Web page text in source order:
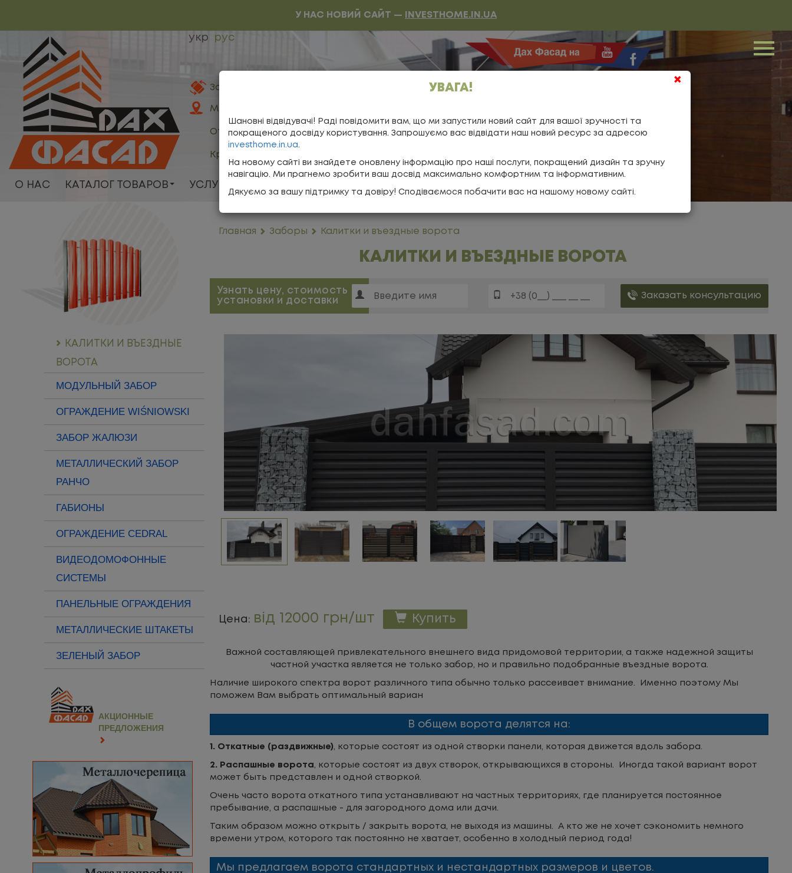
У НАС НОВИЙ САЙТ — INVESTHOME.IN.UA
×
УВАГА!
Шановні відвідувачі! Раді повідомити вам, що ми запустили новий сайт для вашої зручності та
покращеного досвіду користування. Запрошуємо вас відвідати наш новий ресурс за адресою
investhome.in.ua.
На новому сайті ви знайдете оновлену інформацію про наші послуги, покращений дизайн та зручну
навігацію. Ми прагнемо зробити ваш досвід максимально комфортним та інформативним.
Дякуємо за вашу підтримку та довіру! Сподіваємося побачити вас на нашому новому сайті.
укр рус
Заказать обратный звонок
Мы здесь
Отзывы о нас
Кредитные программы
О НАС КАТАЛОГ ТОВАРОВ УСЛУГИ
КАЛИТКИ И ВЪЕЗДНЫЕ
ВОРОТА
МОДУЛЬНЫЙ ЗАБОР
ОГРАЖДЕНИЕ WIŚNIOWSKI
ЗАБОР ЖАЛЮЗИ
МЕТАЛЛИЧЕСКИЙ ЗАБОР
РАНЧО
ГАБИОНЫ
ОГРАЖДЕНИЕ CEDRAL
ВИДЕОДОМОФОННЫЕ
СИСТЕМЫ
ПАНЕЛЬНЫЕ ОГРАЖДЕНИЯ
МЕТАЛЛИЧЕСКИЕ ШТАКЕТЫ
ЗЕЛЕНЫЙ ЗАБОР
АКЦИОННЫЕ
ПРЕДЛОЖЕНИЯ
Главная Заборы Калитки и въездные ворота
КАЛИТКИ И ВЪЕЗДНЫЕ ВОРОТА
Узнать цену, стоимость
установки и доставки
Заказать консультацию
Цена: від 12000 грн/шт Купить
Важной составляющей привлекательного внешнего вида придомовой территории, а также надежной защиты
частной участка является не только забор, но и правильно подобранные въездные ворота.
Наличие широкого спектра ворот различного типа обычно только рассеивает внимание. Именно поэтому Мы
поможем Вам выбрать оптимальный вариан
В общем ворота делятся на:
1. Откатные (раздвижные), которые состоят из одной створки панели, которая движется вдоль забора.
2. Распашные ворота, которые состоят из двух створок, открывающихся в стороны. Иногда такой вариант ворот
может быть представлен и одной створкой.
Очень часто ворота откатного типа устанавливают на частных территориях, где планируется постоянное
пребывание, а распашные - для загородного дома или дачи.
Таким образом можно открыть / закрыть ворота, не выходя из машины. А кто же не хочет сэкономить немного
времени утром, которого так постоянно не хватает, особенно в холодный период года!
Мы предлагаем ворота стандартных и нестандартных размеров и цветов.